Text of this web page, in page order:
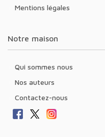
Mentions légales
Notre maison
Qui sommes nous
Nos auteurs
Contactez-nous